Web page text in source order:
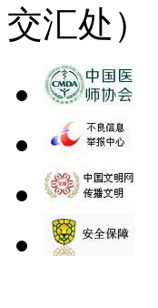
交汇处）